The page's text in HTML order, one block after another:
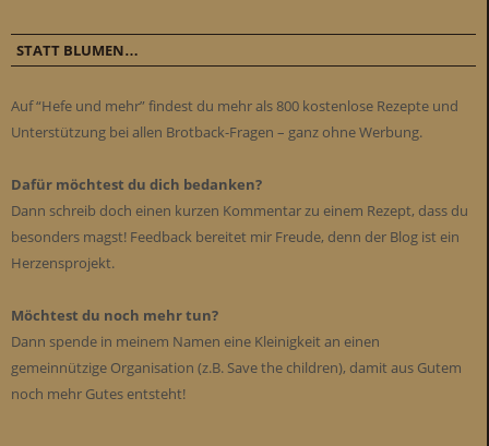
STATT BLUMEN…
Auf “Hefe und mehr” findest du mehr als 800 kostenlose Rezepte und
Unterstützung bei allen Brotback-Fragen – ganz ohne Werbung.
Dafür möchtest du dich bedanken?
Dann schreib doch einen kurzen Kommentar zu einem Rezept, dass du
besonders magst! Feedback bereitet mir Freude, denn der Blog ist ein
Herzensprojekt.
Möchtest du noch mehr tun?
Dann spende in meinem Namen eine Kleinigkeit an einen
gemeinnützige Organisation (z.B. Save the children), damit aus Gutem
noch mehr Gutes entsteht!